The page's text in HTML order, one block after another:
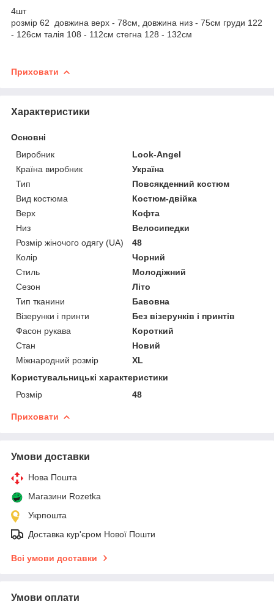
4шт
розмір 62 довжина верх - 78см, довжина низ - 75см груди 122
- 126см талія 108 - 112см стегна 128 - 132см
Приховати
Характеристики
Основні
Виробник
Look-Angel
Країна виробник
Україна
Тип
Повсякденний костюм
Вид костюма
Костюм-двійка
Верх
Кофта
Низ
Велосипедки
Розмір жіночого одягу (UA)
48
Колір
Чорний
Стиль
Молодіжний
Сезон
Літо
Тип тканини
Бавовна
Візерунки і принти
Без візерунків і принтів
Фасон рукава
Короткий
Стан
Новий
Міжнародний розмір
XL
Користувальницькі характеристики
Розмір
48
Приховати
Умови доставки
Нова Пошта
Магазини Rozetka
Укрпошта
Доставка кур'єром Нової Пошти
Всі умови доставки
Умови оплати